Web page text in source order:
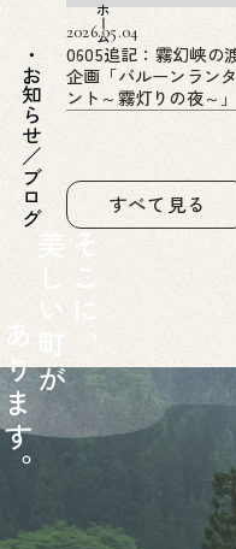
2026.05.04
0605追記：霧幻峡の
企画「バルーンラン
ント～霧灯りの夜～」
すべて見る
ホーム
お知らせ／ブログ
そ
こ
に
、
美
し
い
町
が